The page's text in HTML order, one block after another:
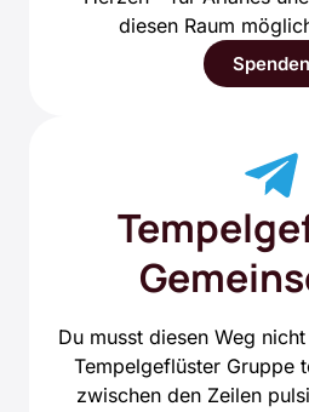
diesen Raum
Spenden
Du musst diesen Weg
Tempelgeflüster Gruppe
zwischen den Zeilen